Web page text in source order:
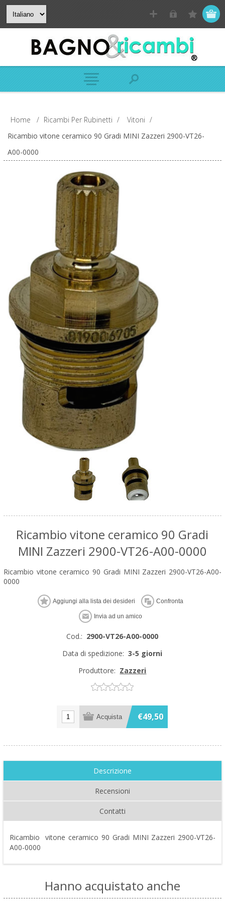
Home / Ricambi Per Rubinetti / Vitoni /
Ricambio vitone ceramico 90 Gradi MINI Zazzeri 2900-VT26-
A00-0000
Ricambio vitone ceramico 90 Gradi
MINI Zazzeri 2900-VT26-A00-0000
Ricambio vitone ceramico 90 Gradi MINI Zazzeri 2900-VT26-A00-
0000
Cod.: 2900-VT26-A00-0000
Data di spedizione: 3-5 giorni
Produttore: Zazzeri
€49,50
Descrizione
Recensioni
Contatti
Ricambio vitone ceramico 90 Gradi MINI Zazzeri 2900-VT26-
A00-0000
Hanno acquistato anche